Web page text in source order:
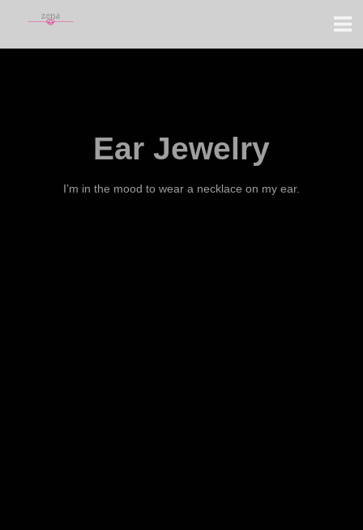
Ear Jewelry
I’m in the mood to wear a necklace on my ear.